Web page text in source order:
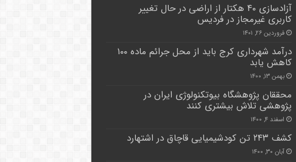
آزادسازی ۴۰ هکتار از اراضی در حال تغییر
کاربری غیرمجاز در فردیس
فروردین ۲۶, ۱۴۰۱
درآمد شهرداری کرج باید از محل جرائم ماده ۱۰۰
کاهش یابد
بهمن ۱۳, ۱۴۰۰
محققان پژوهشگاه بیوتکنولوژی ایران در
پژوهشی تلاش بیشتری کنند
اسفند ۴, ۱۴۰۰
کشف ۲۴۳ تن کودشیمیایی قاچاق در اشتهارد
آبان ۳۰, ۱۴۰۰